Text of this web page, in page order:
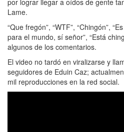
Lame.
“Que fregón”, “WTF”, “Chingón”,
para el mundo, sí señor”, “Está
algunos de los comentarios.
El video no tardó en viralizarse y
seguidores de Eduin Caz;
mil reproducciones en la red social.